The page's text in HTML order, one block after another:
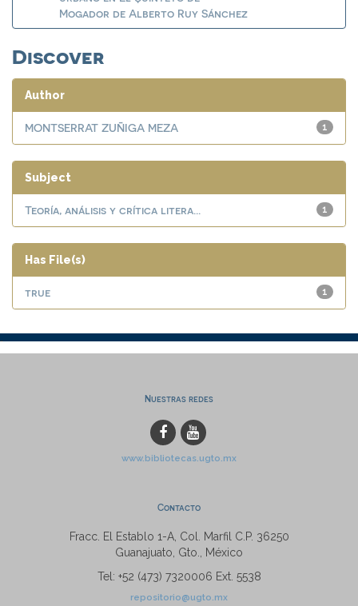
Mogador de Alberto Ruy Sánchez
Discover
Author
1
MONTSERRAT ZUÑIGA MEZA
Subject
1
Teoría, análisis y crítica litera...
Has File(s)
1
true
Nuestras redes
www.bibliotecas.ugto.mx
Contacto
Fracc. El Establo 1-A, Col. Marfil C.P. 36250
Guanajuato, Gto., México
Tel: +52 (473) 7320006 Ext. 5538
repositorio@ugto.mx